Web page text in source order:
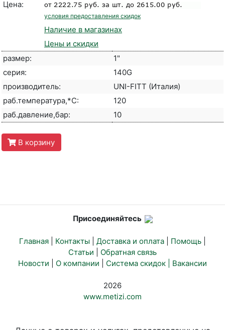
Цена:
условия предоставления скидок
Наличие в магазинах
Цены и скидки
размер:
1"
серия:
140G
производитель:
UNI-FITT (Италия)
раб.температура,*С:
120
раб.давление,бар:
10
В корзину
Присоединяйтесь
Главная Контакты Доставка и оплата Помощь
Статьи
Обратная связь
Новости
О компании Система скидок | Вакансии
2026
www.metizi.com